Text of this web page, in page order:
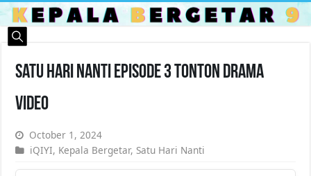
Satu Hari Nanti Episode 3 Tonton Drama
Video
October 1, 2024
iQIYI, Kepala Bergetar, Satu Hari Nanti